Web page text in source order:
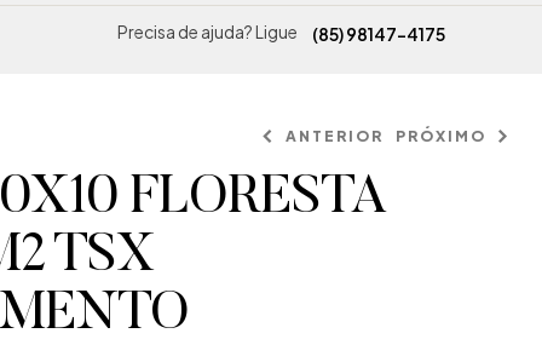
Precisa de ajuda? Ligue (85) 98147-4175
ANTERIOR PRÓXIMO
FLORESTA
TSX